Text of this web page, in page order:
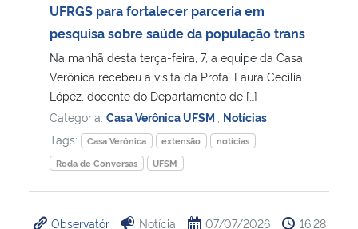
UFRGS para fortalecer parceria em
pesquisa sobre saúde da população trans
Na manhã desta terça-feira, 7, a equipe da Casa
Verônica recebeu a visita da Profa. Laura Cecília
López, docente do Departamento de […]
Categoria: Casa Verônica UFSM
Notícias
Tags:
Casa Verônica extensão
notícias
Roda de Conversas
UFSM
Observatór Notícia 07/07/2026 16:28